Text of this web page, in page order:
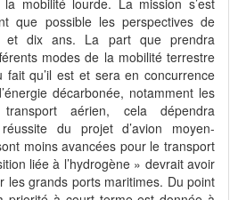
la mobilité lourde. La mission s’est
que possible les perspectives de
et dix ans. La part que prendra
modes de la mobilité terrestre
qu’il est et sera en concurrence
décarbonée, notamment les
aérien, cela dépendra
du projet d’avion moyen-
moins avancées pour le transport
liée à l’hydrogène » devrait avoir
les grands ports maritimes. Du point